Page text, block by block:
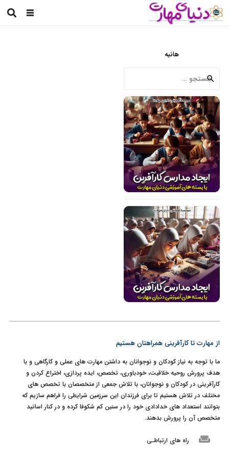
هانیه
برای:
از مهارت تا کارآفرینی همراهتان هستیم
ما با توجه به نیاز کودکان و نوجوانان به داشتن مهارت های عملی و کارگاهی و با
هدف پرورش روحیه خلاقیت، خودباوری، تخصص، ایده پردازی، اختراع کردن و
کارآفرینی در کودکان و نوجوانان، با تلاش جمعی از متخصصان با تخصص های
مختلف در تلاش هستیم تا برای فرزندان این سرزمین شرایطی را فراهم سازیم که
بتوانند استعداد های خدادادی خود را در سنین کم شکوفا کرده و در کنار اساتید
متخصص آن را پرورش بدهند.
weekend راه های ارتباطـی